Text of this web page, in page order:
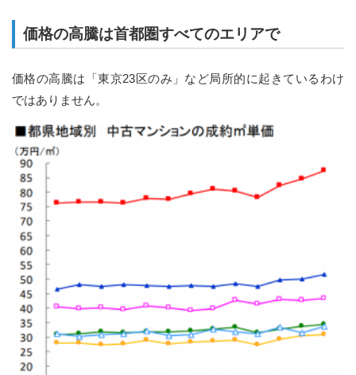
価格の高騰は首都圏すべてのエリアで
価格の高騰は「東京23区のみ」など局所的に起きているわけ
ではありません。